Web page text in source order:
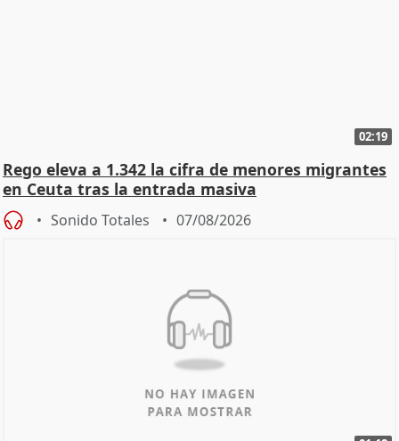
02:19
Rego eleva a 1.342 la cifra de menores migrantes
en Ceuta tras la entrada masiva
Sonido Totales 07/08/2026